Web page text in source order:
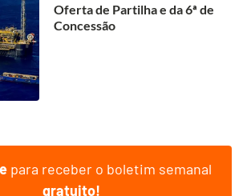
Oferta de Partilha e da 6ª de
Concessão
para receber o boletim semanal
gratuito!